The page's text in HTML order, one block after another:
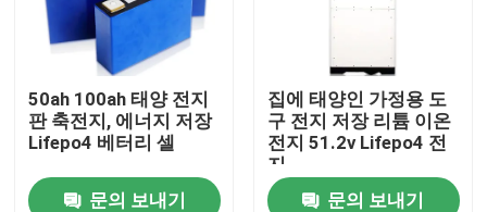
제품 소개
회사 소개
공장 투어
50ah 100ah 태양 전지
판 축전지, 에너지 저장
Lifepo4 베터리 셀
문의 보내기
집에 태양인 가정용 도
구 전지 저장 리튬 이온
전지 51.2v Lifepo4 전
지
문의 보내기